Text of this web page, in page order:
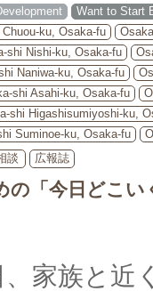
Want to Start
ku, Osaka-fu
shi Nishi-ku, Osaka-fu
Naniwa-ku, Osaka-fu
shi Asahi-ku, Osaka-fu
shi Higashisumiyoshi-ku,
Suminoe-ku, Osaka-fu
談 広報誌
の「今日どこい
家族と近